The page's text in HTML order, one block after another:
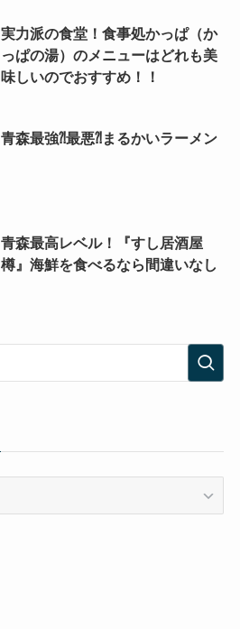
実力派の食堂！食事処かっぱ（か
っぱの湯）のメニューはどれも美
味しいのでおすすめ！！
青森最強⁈最悪⁈まるかいラーメン
青森最高レベル！『すし居酒屋
樽』海鮮を食べるなら間違いなし